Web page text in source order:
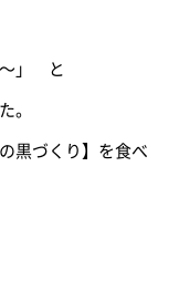
～」 と
。
黒づくり】を食べ